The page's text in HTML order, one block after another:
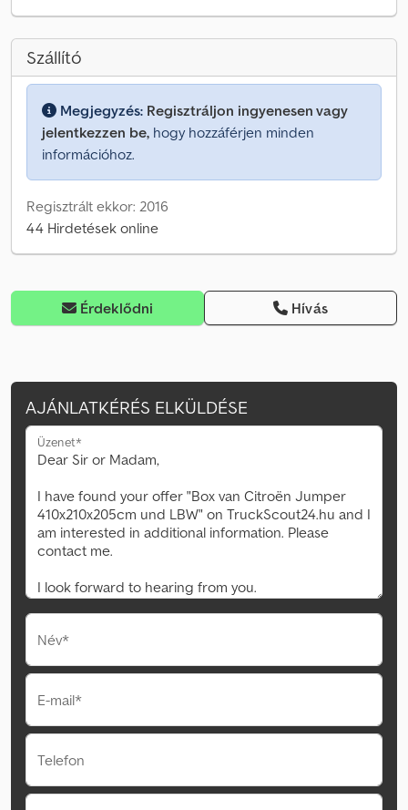
Szállító
Megjegyzés: Regisztráljon ingyenesen vagy
jelentkezzen be, hogy hozzáférjen minden
információhoz.
Regisztrált ekkor: 2016
44 Hirdetések online
Érdeklődni Hívás
AJÁNLATKÉRÉS ELKÜLDÉSE
Üzenet*
Név*
E-mail*
Telefon